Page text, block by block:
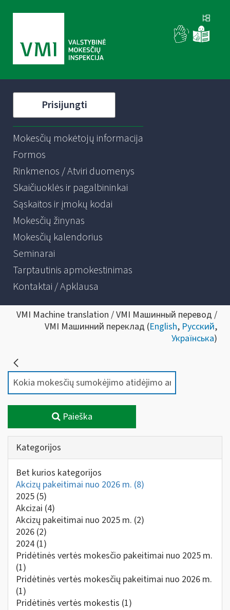
Prisijungti
Mokesčių mokėtojų informacija
Formos
Rinkmenos / Atviri duomenys
Skaičiuoklės ir pagalbininkai
Sąskaitos ir įmokų kodai
Mokesčių žinynas
Mokesčių kalendorius
Seminarai
Tarptautinis apmokestinimas
Kontaktai / Apklausa
VMI Machine translation / VMI Машинный перевод /
VMI Машинний переклад (English, Русский,
Українська)
Paieška
Kategorijos
Bet kurios kategorijos
Akcizų pakeitimai nuo 2026 m. (8)
2025 (5)
Akcizai (4)
Akcizų pakeitimai nuo 2025 m. (2)
2026 (2)
2024 (1)
Pridėtinės vertės mokesčio pakeitimai nuo 2025 m.
(1)
Pridėtinės vertės mokesčių pakeitimai nuo 2026 m.
(1)
Pridėtinės vertės mokestis (1)